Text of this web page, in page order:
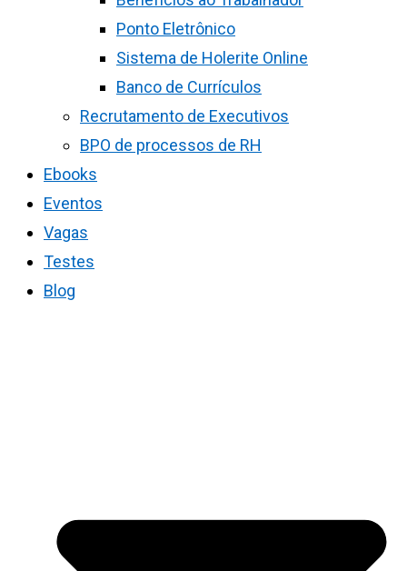
Ponto Eletrônico
Sistema de Holerite Online
Banco de Currículos
Recrutamento de Executivos
BPO de processos de RH
Ebooks
Eventos
Vagas
Testes
Blog